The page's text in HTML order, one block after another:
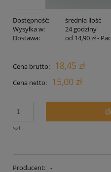
Dostępność:
średnia ilość
Wysyłka w:
24 godziny
Dostawa:
od 14,90 zł-
Cena nie zawiera
Cena brutto: 18,45 zł
Cena netto: 15,00 zł
szt.
Producent: -